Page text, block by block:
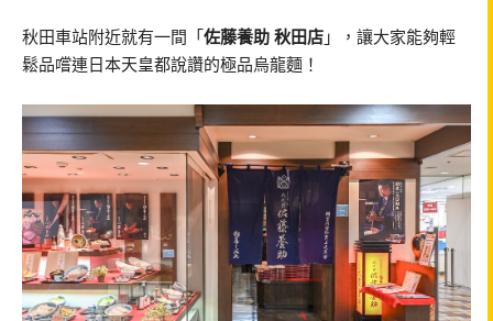
秋田車站附近就有一間「佐藤養助 秋田店 」，讓大家能夠輕
鬆品嚐連日本天皇都說讚的極品烏龍麵！